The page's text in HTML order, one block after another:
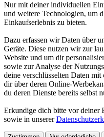
Nur mit deiner individuellen
und weitere Technologien, um
Einkaufserlebnis zu bieten.
Dazu erfassen wir Daten über
Geräte. Diese nutzen wir zur
Website und um dir
sowie zur Analyse der
deine verschlüsselten Daten
dir über deren Online-
du deren Dienste bereits selbst
Erkundige dich bitte vor deiner
sowie in unserer